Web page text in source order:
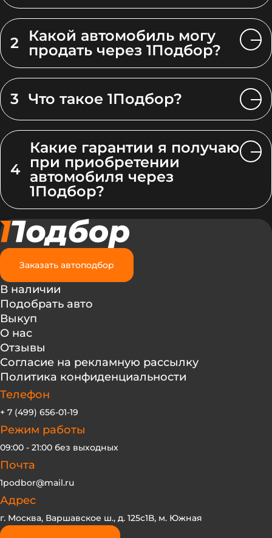
2
Какой автомобиль могу
продать через 1Подбор?
3 Что такое 1Подбор?
4
Какие гарантии я получаю
при приобретении
автомобиля через
1Подбор?
Заказать автоподбор
В наличии
Подобрать авто
Выкуп
О нас
Отзывы
Согласие на рекламную рассылку
Политика конфиденциальности
Телефон
+ 7 (499) 656-01-19
Режим работы
09:00 - 21:00 без выходных
Почта
1podbor@mail.ru
Адрес
г. Москва, Варшавское ш., д. 125с1В, м. Южная